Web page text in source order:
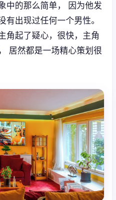
中的那么简单， 因为他发
有出现过任何一个男性。
角起了疑心，很快，主角
居然都是一场精心策划很